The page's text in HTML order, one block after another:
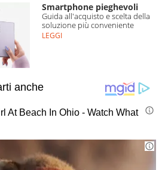
Smartphone pieghevoli
Guida all'acquisto e scelta della
soluzione più conveniente
LEGGI